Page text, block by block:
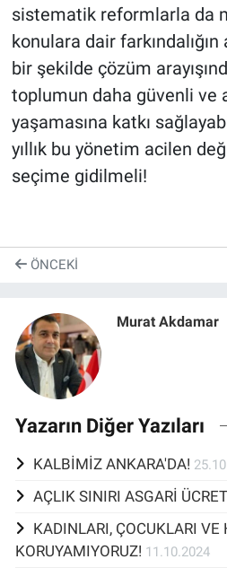
sistematik reformlarla da
konulara dair farkındalığın
bir şekilde çözüm
toplumun daha güvenli ve
yaşamasına katkı
yıllık bu yönetim acilen
seçime gidilmeli!
ÖNCEKI
Murat Akdamar
Yazarın Diğer Yazıları
KALBİMİZ ANKARA'DA!
AÇLIK SINIRI ASGARİ
KADINLARI, ÇOCUKLARI VE
KORUYAMIYORUZ! 11.10.2024